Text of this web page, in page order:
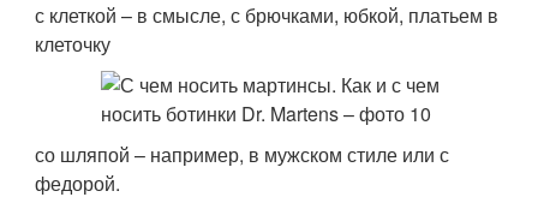
с клеткой – в смысле, с брючками, юбкой, платьем в
клеточку
со шляпой – например, в мужском стиле или с
федорой.